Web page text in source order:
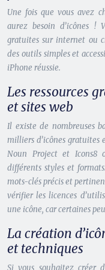
Une fois que vous avez
aurez besoin d’icônes !
gratuites sur internet ou
des outils simples et
iPhone réussie.
Les ressources
et sites web
Il existe de nombreuses
milliers d’icônes gratuites
Noun Project et Icons8
différents styles et
mots-clés précis et
vérifier les licences
une icône, car certaines
La création
et techniques
Si vous souhaitez créer